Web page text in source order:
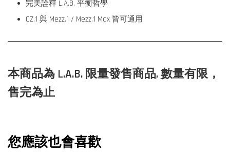
完美詮釋 L.A.B. 平衡哲學
OZ.1 與 Mezz.1 / Mezz.1 Max 皆可通用
本商品為 L.A.B. 限量發售商品, 數量有限，
售完為止
您應該也會喜歡